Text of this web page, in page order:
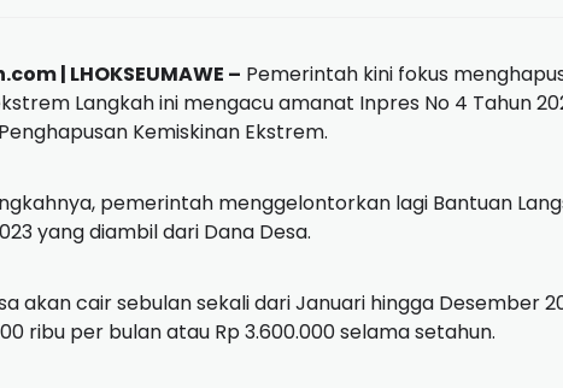
| LHOKSEUMAWE – Pemerintah kini fokus
Langkah ini mengacu amanat Inpres No 4 Tahun
Kemiskinan Ekstrem.
pemerintah menggelontorkan lagi Bantuan
yang diambil dari Dana Desa.
akan cair sebulan sekali dari Januari hingga Desember
ribu per bulan atau Rp 3.600.000 selama setahun.